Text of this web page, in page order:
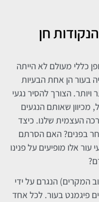
חן
כללי מעולם לא הייתה
בעור הן אחת הבעיות
הצורך להסיר נגעי
מכיוון שאותם הנגעים
העצמית שלנו. כיצד
בפנים? האם הסרתם
אלו מופיעים על פנינו
המקרים) הנגרם על ידי
פיגמנט בעור. לכל אחד